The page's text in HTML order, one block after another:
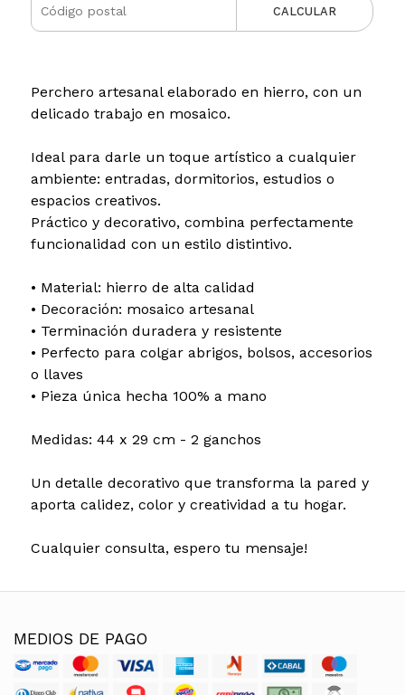
CALCULAR
Perchero artesanal elaborado en hierro, con un
delicado trabajo en mosaico.
Ideal para darle un toque artístico a cualquier
ambiente: entradas, dormitorios, estudios o
espacios creativos.
Práctico y decorativo, combina perfectamente
funcionalidad con un estilo distintivo.
• Material: hierro de alta calidad
• Decoración: mosaico artesanal
• Terminación duradera y resistente
• Perfecto para colgar abrigos, bolsos, accesorios
o llaves
• Pieza única hecha 100% a mano
Medidas: 44 x 29 cm - 2 ganchos
Un detalle decorativo que transforma la pared y
aporta calidez, color y creatividad a tu hogar.
Cualquier consulta, espero tu mensaje!
MEDIOS DE PAGO